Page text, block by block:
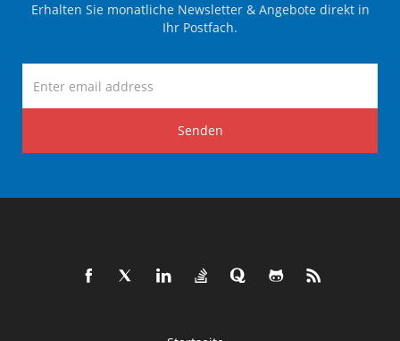
Erhalten Sie monatliche Newsletter & Angebote direkt in
Ihr Postfach.
Senden